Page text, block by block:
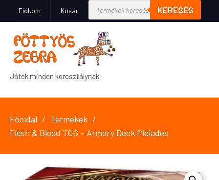
Fiókom Kosár KERESÉS
Játék minden korosztálynak
Főoldal
Termékek
Flesh & Blood TCG – Armory Deck Pleiades